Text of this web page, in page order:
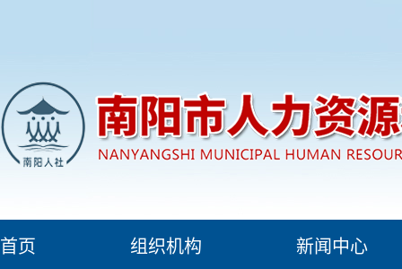
首页 组织机构 新闻中心